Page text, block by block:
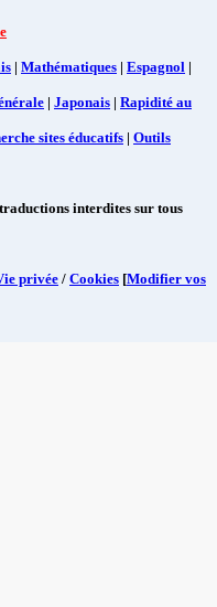
| Mathématiques | Espagnol |
| Japonais | Rapidité au
sites éducatifs | Outils
interdites sur tous
privée / Cookies [Modifier vos